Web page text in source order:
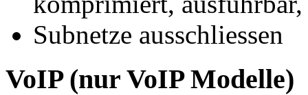
Subnetze ausschliessen
VoIP (nur VoIP Modelle)